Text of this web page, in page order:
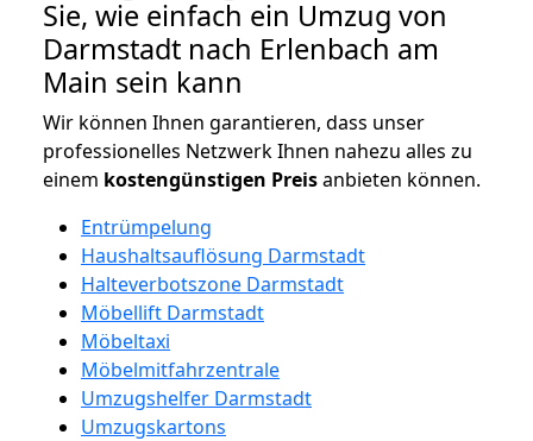
Sie, wie einfach ein Umzug von
Darmstadt nach Erlenbach am
Main sein kann
Wir können Ihnen garantieren, dass unser
professionelles Netzwerk Ihnen nahezu alles zu
einem kostengünstigen Preisanbieten können.
Entrümpelung
Haushaltsauflösung Darmstadt
Halteverbotszone Darmstadt
Möbellift Darmstadt
Möbeltaxi
Möbelmitfahrzentrale
Umzugshelfer Darmstadt
Umzugskartons